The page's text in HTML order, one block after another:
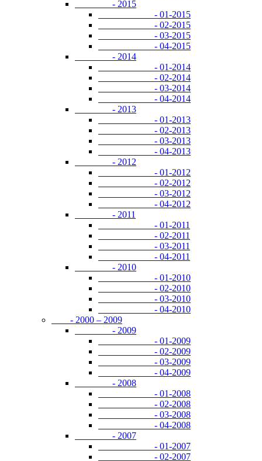
- 2015
- 01-2015
- 02-2015
- 03-2015
- 04-2015
- 2014
- 01-2014
- 02-2014
- 03-2014
- 04-2014
- 2013
- 01-2013
- 02-2013
- 03-2013
- 04-2013
- 2012
- 01-2012
- 02-2012
- 03-2012
- 04-2012
- 2011
- 01-2011
- 02-2011
- 03-2011
- 04-2011
- 2010
- 01-2010
- 02-2010
- 03-2010
- 04-2010
- 2000 – 2009
- 2009
- 01-2009
- 02-2009
- 03-2009
- 04-2009
- 2008
- 01-2008
- 02-2008
- 03-2008
- 04-2008
- 2007
- 01-2007
- 02-2007